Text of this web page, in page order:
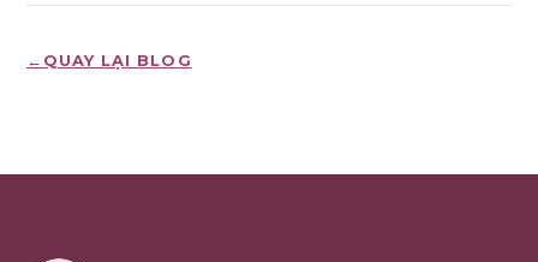
← QUAY LẠI BLOG